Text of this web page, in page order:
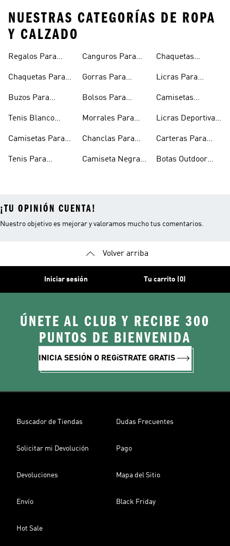
NUESTRAS CATEGORÍAS DE ROPA
Y CALZADO
Regalos Para
Chaquetas Para
Buzos Para
Tenis Blanco
Camisetas Para
Tenis Para
Canguros Para
Gorras Para
Bolsos Para
Morrales Para
Chanclas Para
Camiseta Negra
Chaquetas
Hombre
Licras Para
Camisetas
Hombre
Licras Deportivas
Carteras Para
Botas Outdoor
¡TU OPINIÓN CUENTA!
Nuestro objetivo es mejorar y valoramos mucho tus comentarios.
Volver arriba
Iniciar sesión Tu carrito (0)
ÚNETE AL CLUB Y RECIBE 300
PUNTOS DE BIENVENIDA
INICIA SESIÓN O REGíSTRATE GRATIS
Buscador de Tiendas Dudas Frecuentes
Solicitar mi Devolución Pago
Devoluciones Mapa del Sitio
Envío Black Friday
Hot Sale